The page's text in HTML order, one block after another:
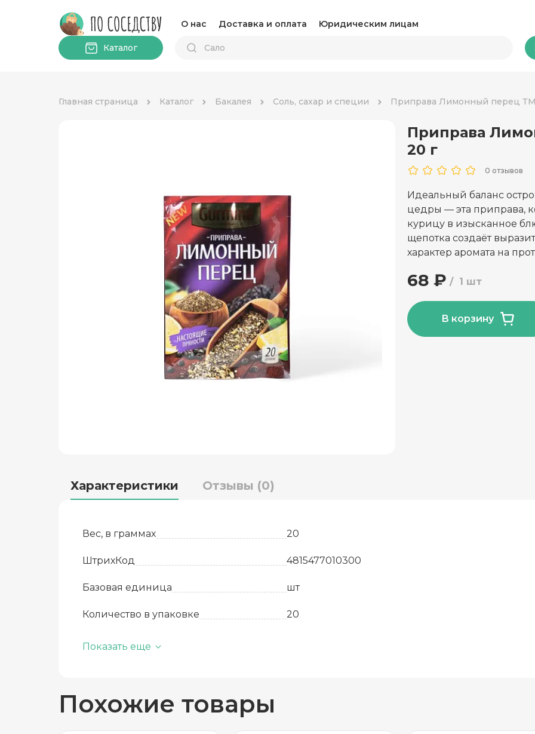
О нас Доставка и оплата Юридическим лицам
Каталог
Главная страница Каталог Бакалея Соль, сахар и специи Приправа Лимонный перец ТМ
Приправа
20 г
0 отзывов
Идеальный баланс
цедры — эта приправа,
курицу в изысканное
щепотка создаёт
характер аромата на
1 шт
68 ₽
В корзину
Характеристики Отзывы (0)
Вес, в граммах 20
ШтрихКод 4815477010300
Базовая единица шт
Количество в упаковке 20
Состав
Температура хранения
Показать еще
Похожие товары
Бакалея
Какао и горячий шоколад